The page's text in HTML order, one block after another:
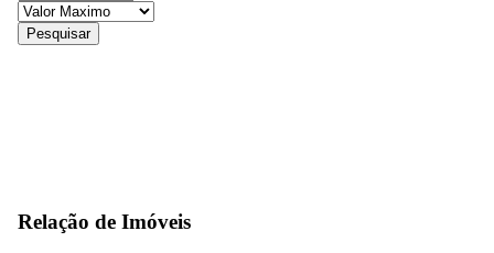
Relação de Imóveis